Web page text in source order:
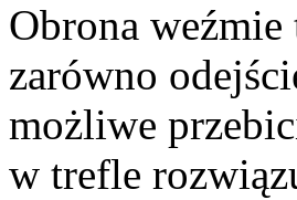
Obrona
zarówno
możliwe
w trefle